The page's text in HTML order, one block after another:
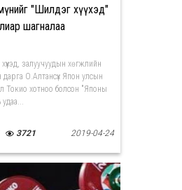
"Шилдэг хүүхэд"
шагналаа
хүүхэд, залуучуудын хөгжлийн
дарга О.Алтансүх Япон улсын
Токио хотноо болсон "Японы
удаа...
3721 2019-04-24